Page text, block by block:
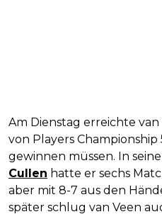
Am Dienstag erreichte van
von Players
gewinnen müssen. In
Cullen hatte er sechs
aber mit 8-7 aus den
später schlug van Veen